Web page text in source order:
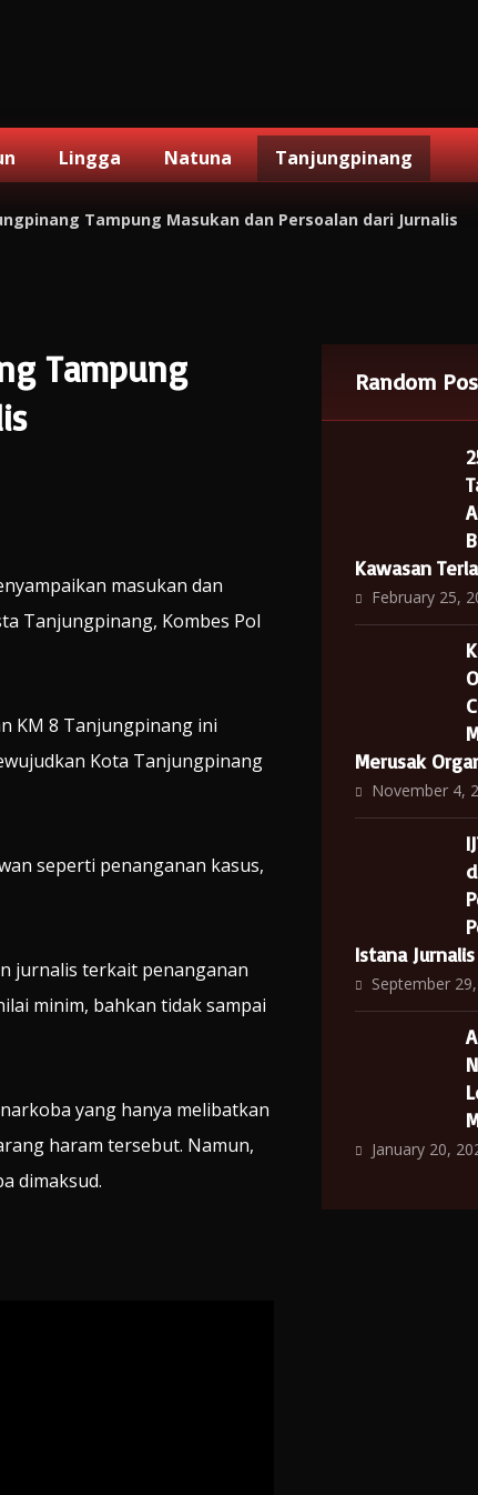
Lingga Natuna Tanjungpinang
Tampung Masukan dan Persoalan dari Jurnalis
Tampung
masukan dan
Tanjungpinang, Kombes Pol
KM 8 Tanjungpinang ini
Kota Tanjungpinang
seperti penanganan kasus,
jurnalis terkait penanganan
minim, bahkan tidak sampai
yang hanya melibatkan
haram tersebut. Namun,
dimaksud.
Random
Kawasan
February 25,
Merusak
November 4,
Istana
September
January 20,